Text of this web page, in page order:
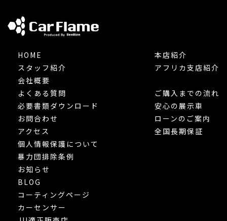
HOME
スタッフ紹介
会社概要
本店紹介
アフリカ支店紹介
よくある質問
必要書類ダウンロード
お問合わせ
アクセス
個人情報保護について
暴力団排除条例
お知らせ
BLOG
ご購入までの流れ
安心の展示車
ローンのご案内
全国長期保証
コーティングページ
カーセンサー